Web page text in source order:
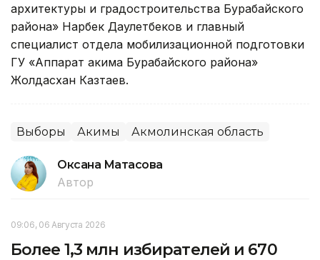
архитектуры и градостроительства Бурабайского
района» Нарбек Даулетбеков и главный
специалист отдела мобилизационной подготовки
ГУ «Аппарат акима Бурабайского района»
Жолдасхан Казтаев.
Выборы Акимы Акмолинская область
Оксана Матасова
Автор
09:06, 06 Августа 2026
Более 1,3 млн избирателей и 670